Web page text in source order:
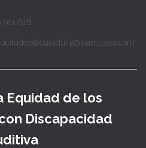
911 616
Equidad de los
Discapacidad